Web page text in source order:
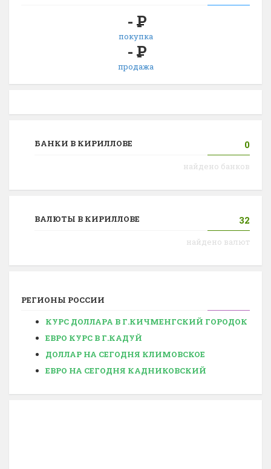
- Р
покупка
- Р
продажа
БАНКИ В КИРИЛЛОВЕ 0
найдено банков
ВАЛЮТЫ В КИРИЛЛОВЕ 32
найдено валют
РЕГИОНЫ РОССИИ
КУРС ДОЛЛАРА В Г.КИЧМЕНГСКИЙ ГОРОДОК
ЕВРО КУРС В Г.КАДУЙ
ДОЛЛАР НА СЕГОДНЯ КЛИМОВСКОЕ
ЕВРО НА СЕГОДНЯ КАДНИКОВСКИЙ